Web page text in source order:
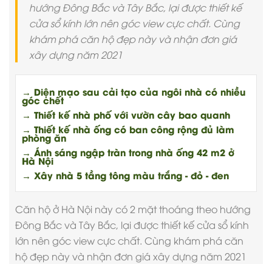
hướng Đông Bắc và Tây Bắc, lại được thiết kế
cửa sổ kính lớn nên góc view cực chất. Cùng
khám phá căn hộ đẹp này và nhận đơn giá
xây dựng năm 2021
→ Diện mạo sau cải tạo của ngôi nhà có nhiều
góc chết
→ Thiết kế nhà phố với vườn cây bao quanh
→ Thiết kế nhà ống có ban công rộng đủ làm
phòng ăn
→ Ánh sáng ngập tràn trong nhà ống 42 m2 ở
Hà Nội
→ Xây nhà 5 tầng tông màu trắng - đỏ - đen
Căn hộ ở Hà Nội này có 2 mặt thoáng theo hướng
Đông Bắc và Tây Bắc, lại được thiết kế cửa sổ kính
lớn nên góc view cực chất. Cùng khám phá căn
hộ đẹp này và nhận đơn giá xây dựng năm 2021